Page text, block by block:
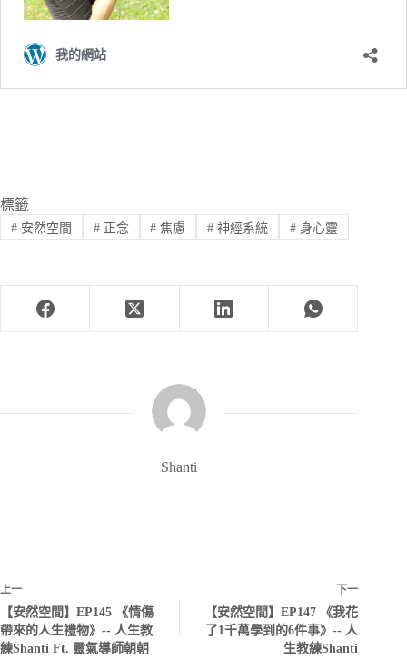
標籤
#安然空間 #正念 # 焦慮 # 神經系統 # 身心靈
Shanti
上一
【安然空間】EP145 《情傷
帶來的人生禮物》-- 人生教
練Shanti Ft. 靈氣導師朝朝
下一
【安然空間】EP147 《我花
了1千萬學到的6件事》-- 人
生教練Shanti